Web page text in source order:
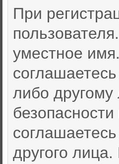
При
уместное
либо
другого